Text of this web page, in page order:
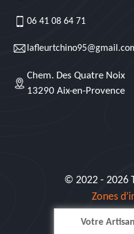
06 41 08 64 71
Chem. Des Quatre Noix
13290 Aix-en-Provence
© 2022 - 2026
Zones
Siret: 515
Votre